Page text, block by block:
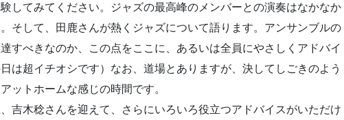
してみてください。ジャズの最高峰のメンバーとの演奏はなかなか
そして、田鹿さんが熱くジャズについて語ります。アンサンブルの
すべきなのか、この点をここに、あるいは全員にやさしくアドバイ
は超イチオシです）なお、道場とありますが、決してしごきのよう
ットホームな感じの時間です。
吉木稔さんを迎えて、さらにいろいろ役立つアドバイスがいただけ